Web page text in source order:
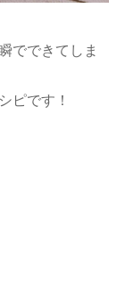
でできてしま
ピです！